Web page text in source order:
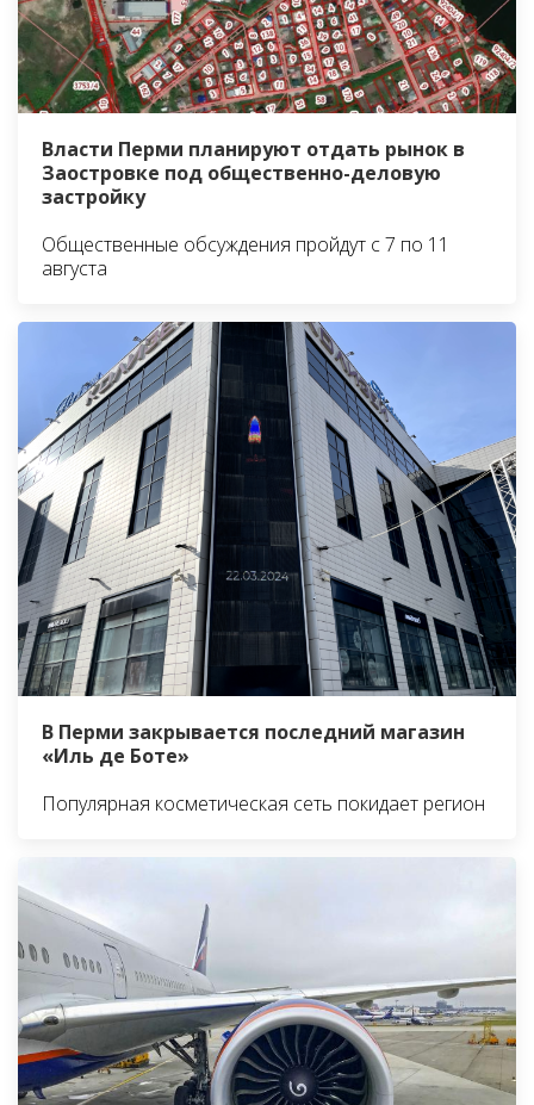
Власти Перми планируют отдать рынок в
Заостровке под общественно-деловую
застройку
Общественные обсуждения пройдут с 7 по 11
августа
В Перми закрывается последний магазин
«Иль де Боте»
Популярная косметическая сеть покидает регион